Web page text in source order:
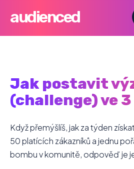
audienced
Jak postavit
(challenge) ve
Když přemýšlíš, jak za týden
50 platících zákazníků a jednu
bombu v komunitě, odpověď je